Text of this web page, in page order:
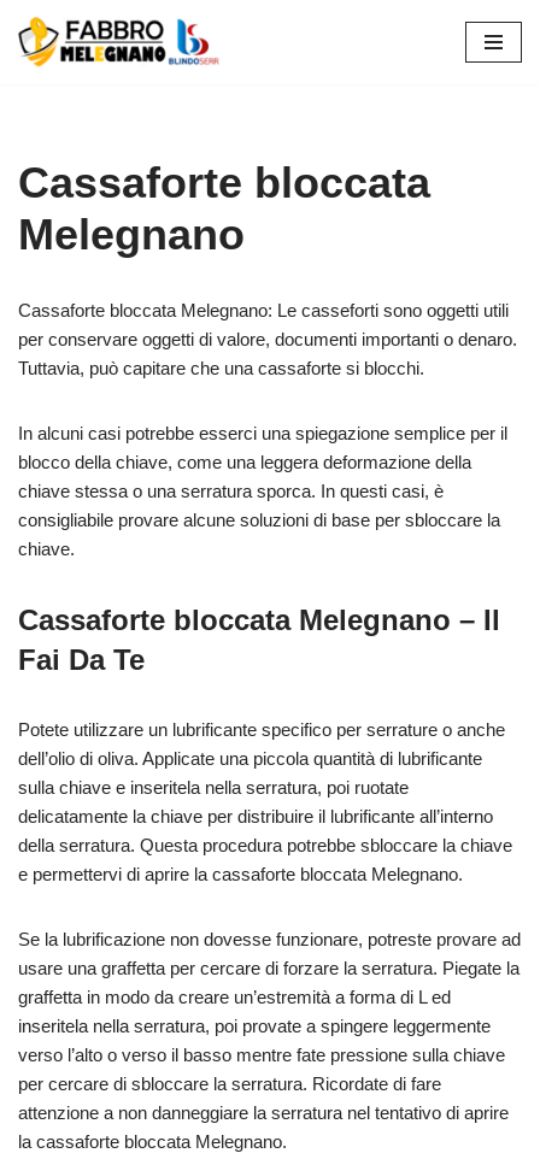
Vai
Cassaforte bloccata
Melegnano
Cassaforte bloccata Melegnano: Le casseforti sono oggetti utili
per conservare oggetti di valore, documenti importanti o denaro.
Tuttavia, può capitare che una cassaforte si blocchi.
In alcuni casi potrebbe esserci una spiegazione semplice per il
blocco della chiave, come una leggera deformazione della
chiave stessa o una serratura sporca. In questi casi, è
consigliabile provare alcune soluzioni di base per sbloccare la
chiave.
Cassaforte bloccata Melegnano – Il
Fai Da Te
Potete utilizzare un lubrificante specifico per serrature o anche
dell’olio di oliva. Applicate una piccola quantità di lubrificante
sulla chiave e inseritela nella serratura, poi ruotate
delicatamente la chiave per distribuire il lubrificante all’interno
della serratura. Questa procedura potrebbe sbloccare la chiave
e permettervi di aprire la cassaforte bloccata Melegnano.
Se la lubrificazione non dovesse funzionare, potreste provare ad
usare una graffetta per cercare di forzare la serratura. Piegate la
graffetta in modo da creare un’estremità a forma di L ed
inseritela nella serratura, poi provate a spingere leggermente
verso l’alto o verso il basso mentre fate pressione sulla chiave
per cercare di sbloccare la serratura. Ricordate di fare
attenzione a non danneggiare la serratura nel tentativo di aprire
la cassaforte bloccata Melegnano.